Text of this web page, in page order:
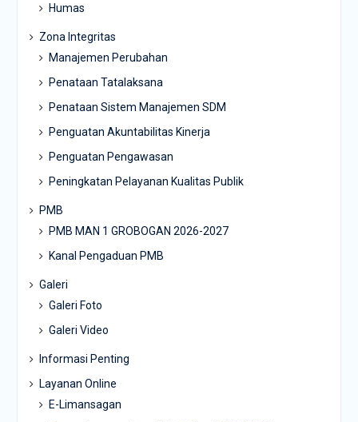
Humas
Zona Integritas
Manajemen Perubahan
Penataan Tatalaksana
Penataan Sistem Manajemen SDM
Penguatan Akuntabilitas Kinerja
Penguatan Pengawasan
Peningkatan Pelayanan Kualitas Publik
PMB
PMB MAN 1 GROBOGAN 2026-2027
Kanal Pengaduan PMB
Galeri
Galeri Foto
Galeri Video
Informasi Penting
Layanan Online
E-Limansagan